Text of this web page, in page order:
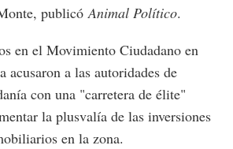
publicóAnimal Político.
en el Movimiento Ciudadano en
acusaron a las autoridades de
con una "carretera de élite"
la plusvalía de las inversiones
en la zona.